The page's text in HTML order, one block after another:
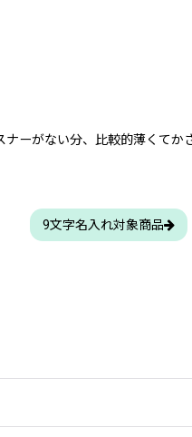
ーがない分、比較的薄くてか
9文字名入れ対象商品